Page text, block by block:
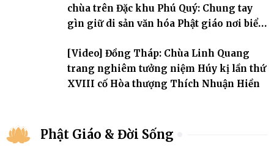
chùa trên Đặc khu Phú Quý: Chung tay
gìn giữ di sản văn hóa Phật giáo nơi biển
[Video] Đồng Tháp: Chùa Linh Quang
trang nghiêm tưởng niệm Húy kị lần thứ
XVIII cố Hòa thượng Thích Nhuận Hiền
Phật Giáo & Đời Sống